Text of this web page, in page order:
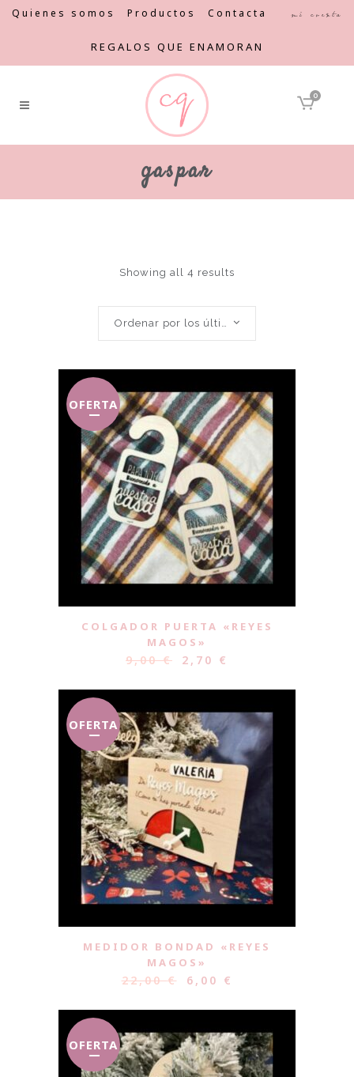
Quienes somos Productos Contacta Mi cuenta
REGALOS QUE ENAMORAN
0
gaspar
Showing all 4 results
Ordenar por los últimos
OFERTA
COLGADOR PUERTA «REYES
MAGOS»
9,00€ 2,70 €
OFERTA
MEDIDOR BONDAD «REYES
MAGOS»
22,00€ 6,00 €
OFERTA